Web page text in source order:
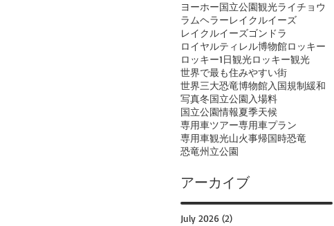
ヨーホー国立公園観光ライチョウ
ラムヘラーレイクルイーズ
レイクルイーズゴンドラ
ロイヤルティレル博物館ロッキー
ロッキー1日観光ロッキー観光
世界で最も住みやすい街
世界三大恐竜博物館入国規制緩和
写真冬国立公園入場料
国立公園情報夏季天候
専用車ツアー専用車プラン
専用車観光山火事帰国時恐竜
恐竜州立公園
アーカイブ
July 2026 (2)